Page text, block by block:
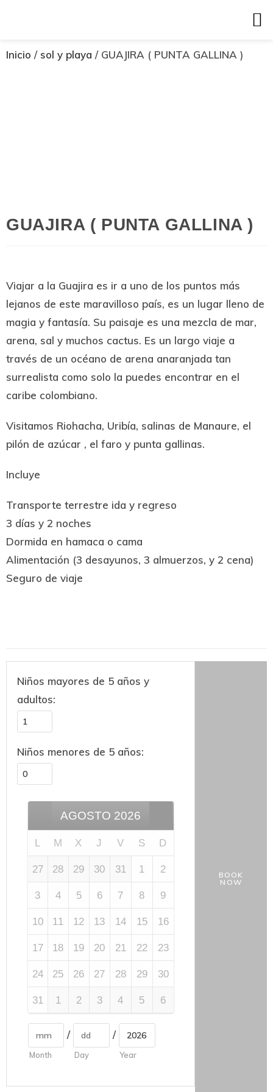
Inicio /sol y playa / GUAJIRA ( PUNTA GALLINA )
GUAJIRA ( PUNTA GALLINA )
Viajar a la Guajira es ir a uno de los puntos más
lejanos de este maravilloso país, es un lugar lleno de
magia y fantasía. Su paisaje es una mezcla de mar,
arena, sal y muchos cactus. Es un largo viaje a
través de un océano de arena anaranjada tan
surrealista como solo la puedes encontrar en el
caribe colombiano.
Visitamos Riohacha, Uribía, salinas de Manaure, el
pilón de azúcar , el faro y punta gallinas.
Incluye
Transporte terrestre ida y regreso
3 días y 2 noches
Dormida en hamaca o cama
Alimentación (3 desayunos, 3 almuerzos, y 2 cena)
Seguro de viaje
Niños mayores de 5 años y
adultos:
Niños menores de 5 años:
AGOSTO 2026
L M X J V S D
27 28 29 30 31 1 2
3 4 5 6 7 8 9
10 11 12 13 14 15 16
17 18 19 20 21 22 23
24 25 26 27 28 29 30
31 1 2 3 4 5 6
Month
/
Day
/
Year
BOOK
NOW